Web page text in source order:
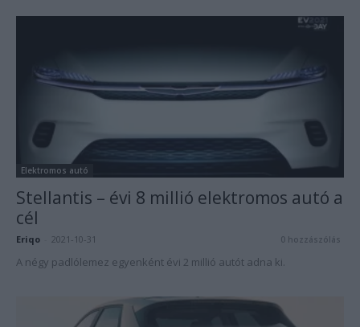
Elektromos autó
Stellantis – évi 8 millió elektromos autó a
cél
Eriqo 2021-10-31 0 hozzászólás
A négy padlólemez egyenként évi 2 millió autót adna ki.